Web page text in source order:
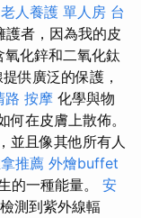
老人養護 單人房 台
護者，因為我的皮
氧化鋅和二氧化鈦
供廣泛的保護，
路 按摩 化學與物
在皮膚上散佈。
並且像其他所有人
推薦 外燴buffet
的一種能量。 安
測到紫外線輻